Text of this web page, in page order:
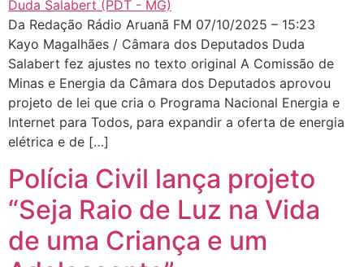
Da Redação Rádio Aruanã FM 07/10/2025 – 15:23
Kayo Magalhães / Câmara dos Deputados Duda
Salabert fez ajustes no texto original A Comissão de
Minas e Energia da Câmara dos Deputados aprovou
projeto de lei que cria o Programa Nacional Energia e
Internet para Todos, para expandir a oferta de energia
elétrica e de […]
Polícia Civil lança projeto
“Seja Raio de Luz na Vida
de uma Criança e um